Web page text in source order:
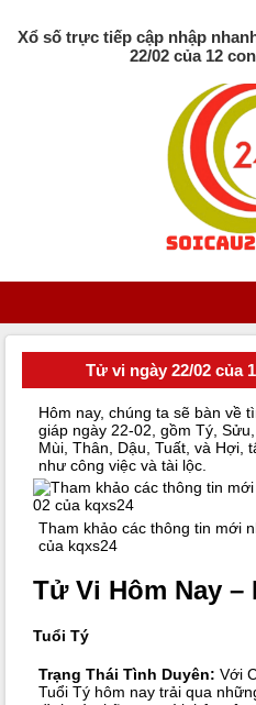
Xổ số trực tiếp cập nhập
22/02 của 12
Tử vi ngày 22/02 của
Hôm nay, chúng ta sẽ bàn về
giáp ngày 22-02, gồm Tý,
Mùi, Thân, Dậu, Tuất, và Hợi,
như công việc và tài lộc.
Tham khảo các thông tin mới
của kqxs24
Tử Vi Hôm Nay –
Tuổi Tý
Trạng Thái Tình Duyên: Với
Tuổi Tý hôm nay trải qua